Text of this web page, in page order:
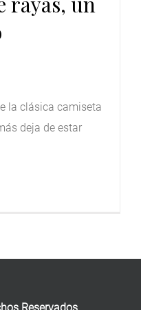
la clásica camiseta
deja de estar